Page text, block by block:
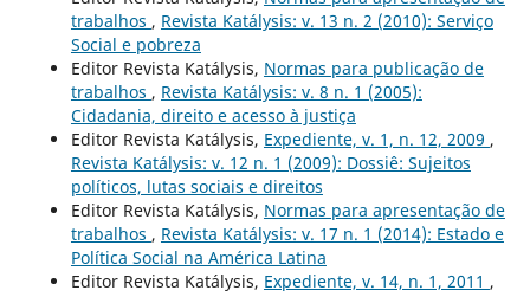
trabalhos , Revista Katálysis: v. 13 n. 2 (2010): Serviço
Social e pobreza
Editor Revista Katálysis, Normas para publicação de
trabalhos , Revista Katálysis: v. 8 n. 1 (2005):
Cidadania, direito e acesso à justiça
Editor Revista Katálysis, Expediente, v. 1, n. 12, 2009 ,
Revista Katálysis: v. 12 n. 1 (2009): Dossiê: Sujeitos
políticos, lutas sociais e direitos
Editor Revista Katálysis, Normas para apresentação de
trabalhos , Revista Katálysis: v. 17 n. 1 (2014): Estado e
Política Social na América Latina
Editor Revista Katálysis, Expediente, v. 14, n. 1, 2011 ,